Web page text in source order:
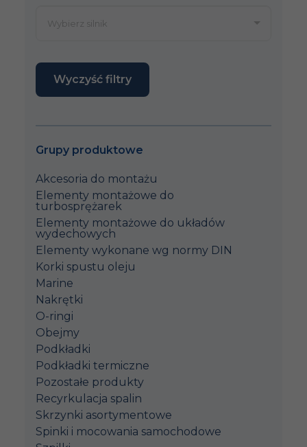
Wyczyść filtry
Grupy produktowe
Akcesoria do montażu
Elementy montażowe do
turbosprężarek
Elementy montażowe do układów
wydechowych
Elementy wykonane wg normy DIN
Korki spustu oleju
Marine
Nakrętki
O-ringi
Obejmy
Podkładki
Podkładki termiczne
Pozostałe produkty
Recyrkulacja spalin
Skrzynki asortymentowe
Spinki i mocowania samochodowe